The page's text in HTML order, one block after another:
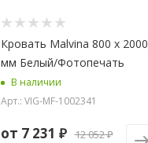
Кровать Malvina 800 х 2000
мм Белый/Фотопечать
В наличии
Арт.: VIG-MF-1002341
от 7 231 ₽ 12 052 ₽